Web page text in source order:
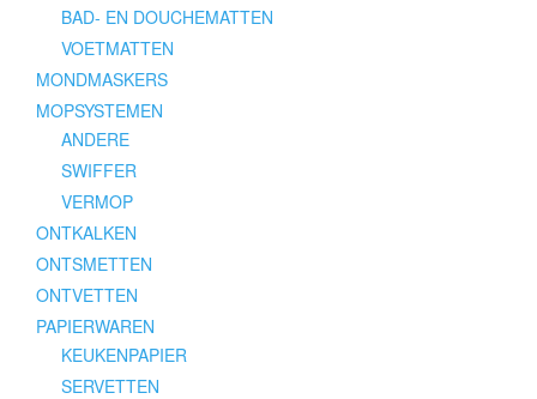
BAD- EN DOUCHEMATTEN
VOETMATTEN
MONDMASKERS
MOPSYSTEMEN
ANDERE
SWIFFER
VERMOP
ONTKALKEN
ONTSMETTEN
ONTVETTEN
PAPIERWAREN
KEUKENPAPIER
SERVETTEN